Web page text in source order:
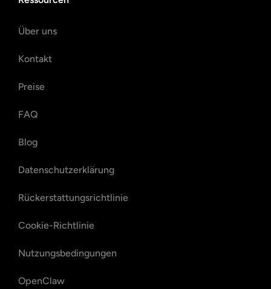
Über uns
Kontakt
Preise
FAQ
Blog
Datenschutzerklärung
Rückerstattungsrichtlinie
Cookie-Richtlinie
Nutzungsbedingungen
OpenClaw